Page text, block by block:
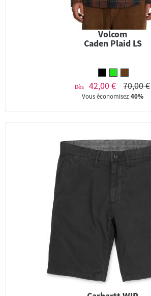
Volcom
Caden Plaid LS
Dès 42,00 € 70,00 €
Vous économisez40%